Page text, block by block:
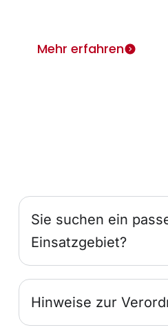
Mehr erfahren
Sie suchen ein
Einsatzgebiet?
Hinweise zur